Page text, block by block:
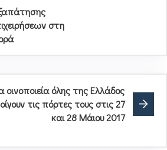
στη
οινοποιεία όλης της Ελλάδος
τις πόρτες τους στις 27
και 28 Μάιου 2017